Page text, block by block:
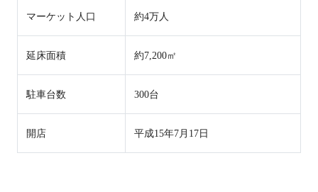
マーケット人口 約4万人
延床面積 約7,200㎡
駐車台数 300台
開店 平成15年7月17日